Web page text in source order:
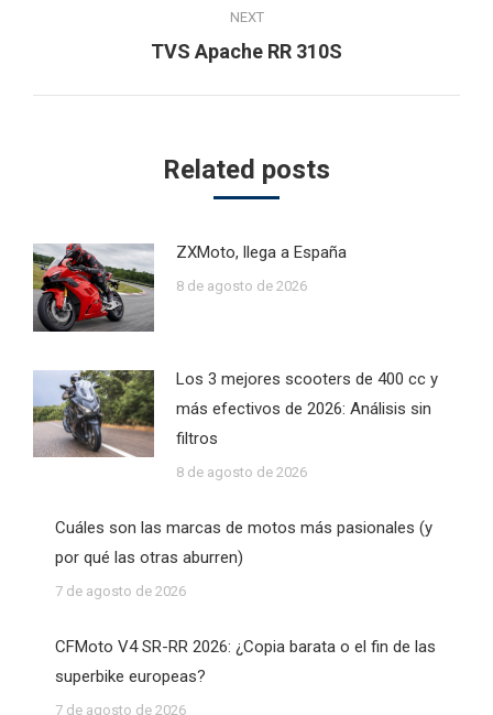
NEXT
Next
TVS Apache RR 310S
Related posts
ZXMoto, llega a España
8 de agosto de 2026
Los 3 mejores scooters de 400 cc y
más efectivos de 2026: Análisis sin
filtros
8 de agosto de 2026
Cuáles son las marcas de motos más pasionales (y
por qué las otras aburren)
7 de agosto de 2026
CFMoto V4 SR-RR 2026: ¿Copia barata o el fin de las
superbike europeas?
7 de agosto de 2026